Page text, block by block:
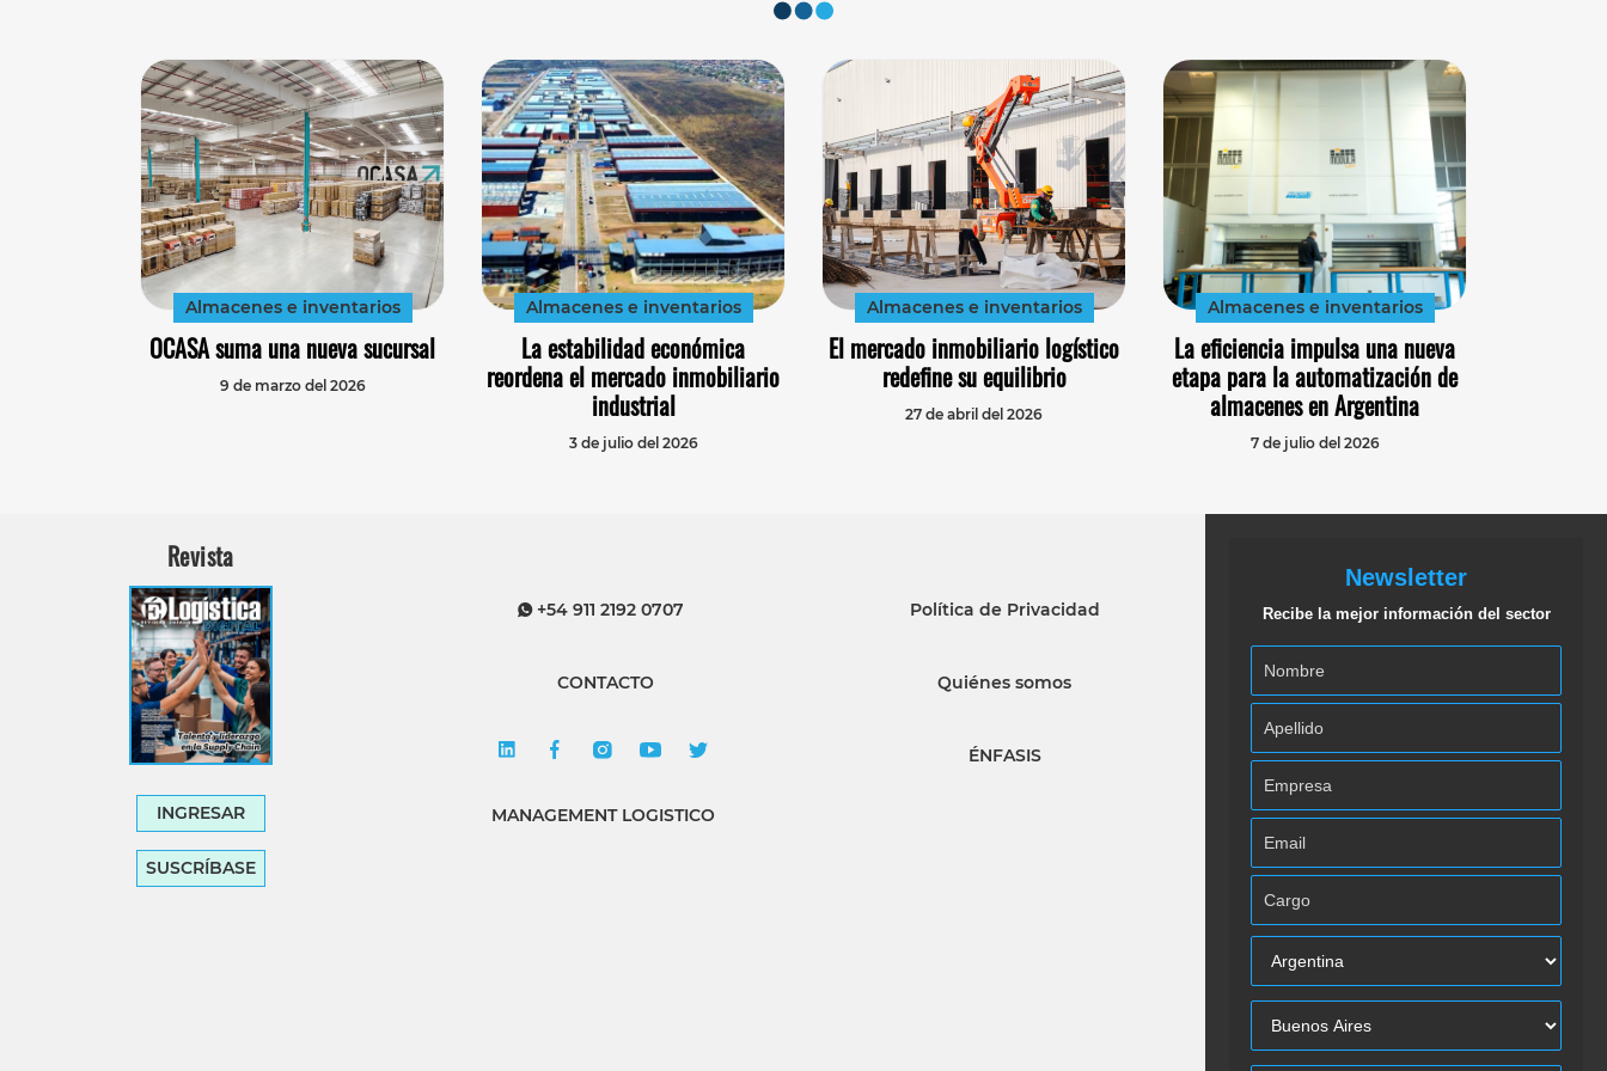
Almacenes e inventarios
OCASA suma una nueva sucursal
9 de marzo del 2026
Almacenes e inventarios
La estabilidad económica
reordena el mercado inmobiliario
industrial
3 de julio del 2026
Almacenes e inventarios
El mercado inmobiliario logístico
redefine su equilibrio
27 de abril del 2026
Almacenes e inventarios
La eficiencia impulsa una nueva
etapa para la automatización de
almacenes en Argentina
7 de julio del 2026
Revista
INGRESAR
SUSCRÍBASE
+54 911 2192 0707
CONTACTO
MANAGEMENT LOGISTICO
Política de Privacidad
Quiénes somos
ÉNFASIS
Newsletter
Recibe la mejor información del sector